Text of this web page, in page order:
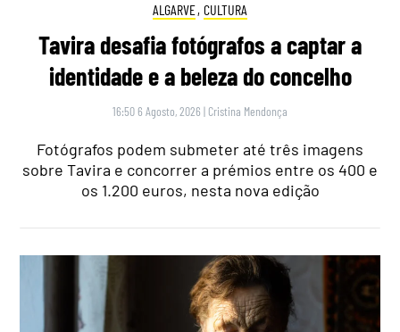
ALGARVE, CULTURA
Tavira desafia fotógrafos a captar a
identidade e a beleza do concelho
16:50 6 Agosto, 2026 | Cristina Mendonça
Fotógrafos podem submeter até três imagens
sobre Tavira e concorrer a prémios entre os 400 e
os 1.200 euros, nesta nova edição